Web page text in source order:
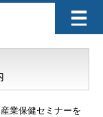
業保健セミナーを